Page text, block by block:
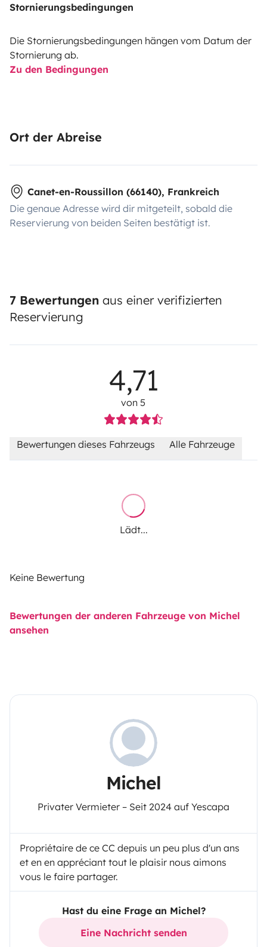
Stornierungsbedingungen
Die Stornierungsbedingungen hängen vom Datum der
Stornierung ab.
Zu den Bedingungen
Ort der Abreise
Canet-en-Roussillon (66140), Frankreich
Die genaue Adresse wird dir mitgeteilt, sobald die
Reservierung von beiden Seiten bestätigt ist.
7 Bewertungen aus einer verifizierten
Reservierung
4,71
von 5
Bewertungen dieses Fahrzeugs Alle Fahrzeuge
Lädt...
Keine Bewertung
Bewertungen der anderen Fahrzeuge von Michel
ansehen
Michel
Privater Vermieter – Seit 2024 auf Yescapa
Propriétaire de ce CC depuis un peu plus d'un ans
et en en appréciant tout le plaisir nous aimons
vous le faire partager.
Hast du eine Frage an Michel?
Eine Nachricht senden